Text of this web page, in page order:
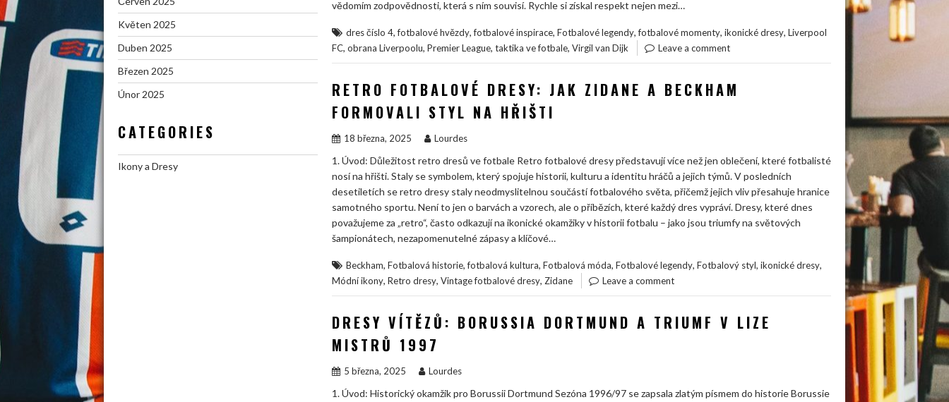
vědomím zodpovědnosti, která s ním souvisí. Rychle si získal respekt nejen mezi…
dres číslo 4,fotbalové hvězdy,fotbalové inspirace, Fotbalové legendy,fotbalové momenty, ikonické dresy, Liverpool
FC, obrana Liverpoolu, Premier League, taktika ve fotbale, Virgil van Dijk Leave a comment
RETRO FOTBALOVÉ DRESY: JAK ZIDANE A BECKHAM
FORMOVALI STYL NA HŘIŠTI
18 března, 2025 Lourdes
1. Úvod: Důležitost retro dresů ve fotbale Retro fotbalové dresy představují více než jen oblečení, které fotbalisté
nosí na hřišti. Staly se symbolem, který spojuje historii, kulturu a identitu hráčů a jejich týmů. V posledních
desetiletích se retro dresy staly neodmyslitelnou součástí fotbalového světa, přičemž jejich vliv přesahuje hranice
samotného sportu. Není to jen o barvách a vzorech, ale o příbězích, které každý dres vypráví. Dresy, které dnes
považujeme za „retro“, často odkazují na ikonické okamžiky v historii fotbalu – jako jsou triumfy na světových
šampionátech, nezapomenutelné zápasy a klíčové…
Beckham, Fotbalová historie,fotbalová kultura, Fotbalová móda, Fotbalové legendy, Fotbalový styl, ikonické dresy,
Módní ikony, Retro dresy, Vintage fotbalové dresy, Zidane Leave a comment
DRESY VÍTĚZŮ: BORUSSIA DORTMUND A TRIUMF V LIZE
MISTRŮ 1997
5 března, 2025 Lourdes
1. Úvod: Historický okamžik pro Borussii Dortmund Sezóna 1996/97 se zapsala zlatým písmem do historie Borussie
Květen 2025
Duben 2025
Březen 2025
Únor 2025
CATEGORIES
Ikony a Dresy